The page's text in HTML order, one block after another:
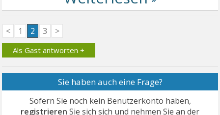
< 1 2 3 >
Als Gast antworten +
Sie haben auch eine Frage?
Sofern Sie noch kein Benutzerkonto haben,
registrieren Sie sich sich und nehmen Sie an der